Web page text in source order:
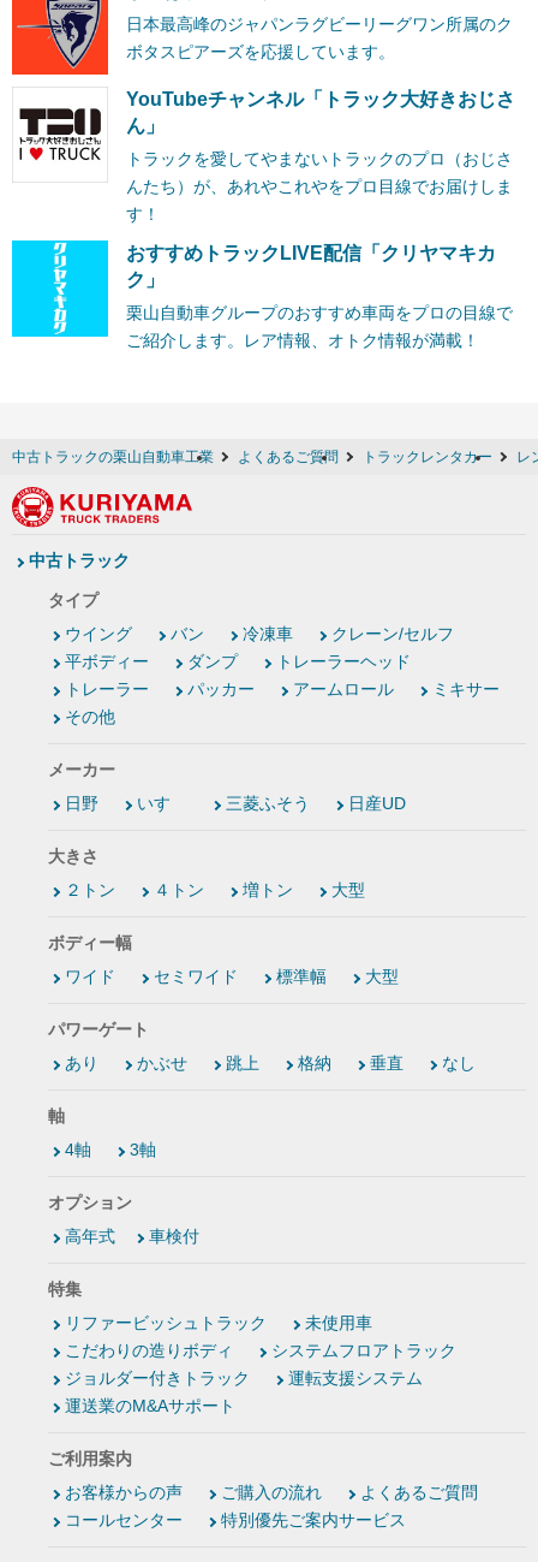
日本最高峰のジャパンラグビーリーグワン所属のク
ボタスピアーズを応援しています。
YouTubeチャンネル「トラック大好きおじさ
ん」
トラックを愛してやまないトラックのプロ（おじさ
んたち）が、あれやこれやをプロ目線でお届けしま
す！
おすすめトラックLIVE配信「クリヤマキカ
ク」
栗山自動車グループのおすすめ車両をプロの目線で
ご紹介します。レア情報、オトク情報が満載！
中古トラックの栗山自動車工業 よくあるご質問 トラックレンタカー レ
中古トラック
タイプ
ウイング
バン 冷凍車
クレーン/セルフ
平ボディー
ダンプ
トレーラーヘッド
トレーラー
パッカー アームロール
ミキサー
その他
メーカー
日野
いすゞ 三菱ふそう 日産UD
大きさ
２トン
４トン 増トン 大型
ボディー幅
ワイド
セミワイド 標準幅 大型
パワーゲート
あり
かぶせ 跳上 格納 垂直 なし
軸
4軸
3軸
オプション
高年式
車検付
特集
リファービッシュトラック
未使用車
こだわりの造りボディ
システムフロアトラック
ジョルダー付きトラック
運転支援システム
運送業のM&Aサポート
ご利用案内
お客様からの声
ご購入の流れ
よくあるご質問
コールセンター
特別優先ご案内サービス